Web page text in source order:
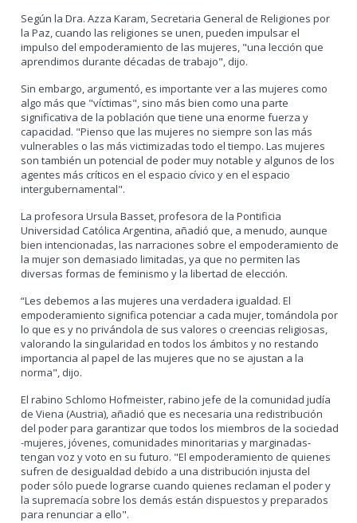
Según la Dra. Azza Karam, Secretaria General de Religiones por
la Paz, cuando las religiones se unen, pueden impulsar el
impulso del empoderamiento de las mujeres, "una lección que
aprendimos durante décadas de trabajo", dijo.
Sin embargo, argumentó, es importante ver a las mujeres como
algo más que "víctimas", sino más bien como una parte
significativa de la población que tiene una enorme fuerza y
capacidad. "Pienso que las mujeres no siempre son las más
vulnerables o las más victimizadas todo el tiempo. Las mujeres
son también un potencial de poder muy notable y algunos de los
agentes más críticos en el espacio cívico y en el espacio
intergubernamental".
La profesora Ursula Basset, profesora de la Pontificia
Universidad Católica Argentina, añadió que, a menudo, aunque
bien intencionadas, las narraciones sobre el empoderamiento de
la mujer son demasiado limitadas, ya que no permiten las
diversas formas de feminismo y la libertad de elección.
“Les debemos a las mujeres una verdadera igualdad. El
empoderamiento significa potenciar a cada mujer, tomándola por
lo que es y no privándola de sus valores o creencias religiosas,
valorando la singularidad en todos los ámbitos y no restando
importancia al papel de las mujeres que no se ajustan a la
norma", dijo.
El rabino Schlomo Hofmeister, rabino jefe de la comunidad judía
de Viena (Austria), añadió que es necesaria una redistribución
del poder para garantizar que todos los miembros de la sociedad
-mujeres, jóvenes, comunidades minoritarias y marginadas-
tengan voz y voto en su futuro. "El empoderamiento de quienes
sufren de desigualdad debido a una distribución injusta del
poder sólo puede lograrse cuando quienes reclaman el poder y
la supremacía sobre los demás están dispuestos y preparados
para renunciar a ello".